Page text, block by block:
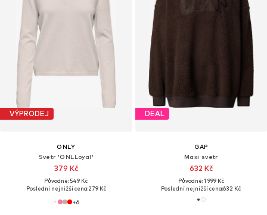
VÝPRODEJ
ONLY
Svetr 'ONLLoyal'
379 Kč
Původně: 549 Kč
Poslední nejnižší cena:279 Kč
+6
DEAL
GAP
Maxi svetr
632 Kč
Původně: 1 999 Kč
Poslední nejnižší cena:632 Kč